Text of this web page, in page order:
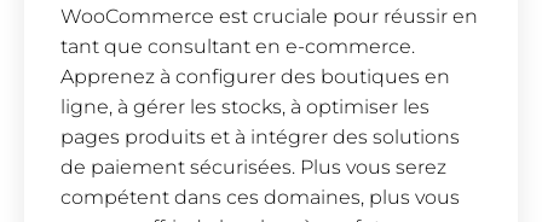
WooCommerce est cruciale pour réussir en
tant que consultant en e-commerce.
Apprenez à configurer des boutiques en
ligne, à gérer les stocks, à optimiser les
pages produits et à intégrer des solutions
de paiement sécurisées. Plus vous serez
compétent dans ces domaines, plus vous